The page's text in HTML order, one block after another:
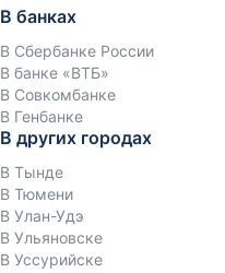
В банках
В Сбербанке России
В банке «ВТБ»
В Совкомбанке
В Генбанке
В других городах
В Тынде
В Тюмени
В Улан-Удэ
В Ульяновске
В Уссурийске